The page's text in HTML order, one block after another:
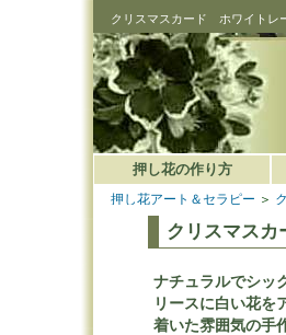
クリスマスカード ホワイトレ
押し花アート＆セラピー ＞
クリスマス
ナチュラルでシッ
リースに白い花を
着いた雰囲気の手
押し花の作り方